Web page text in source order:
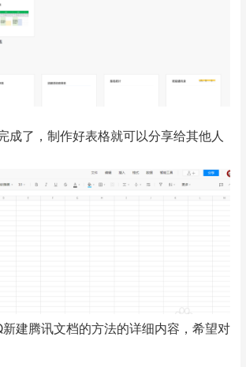
成了，制作好表格就可以分享给其他人
建腾讯文档的方法的详细内容，希望对